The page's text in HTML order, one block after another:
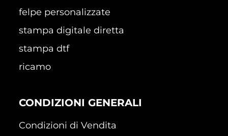
felpe personalizzate
stampa digitale diretta
stampa dtf
ricamo
CONDIZIONI GENERALI
Condizioni di Vendita